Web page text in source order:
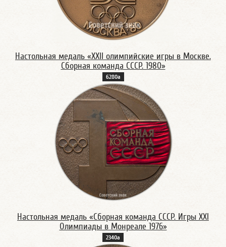
Настольная медаль «XXII олимпийские игры в Москве.
Сборная команда СССР. 1980»
6280а
Настольная медаль «Сборная команда СССР. Игры XXI
Олимпиады в Монреале 1976»
2340а